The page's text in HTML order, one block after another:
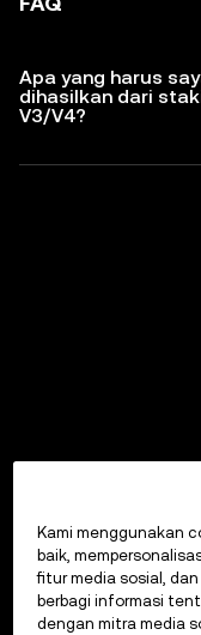
Apa yang harus
dihasilkan dari
V3/V4?
Kami menggunakan
baik,
fitur media sosial,
berbagi informasi
dengan mitra media